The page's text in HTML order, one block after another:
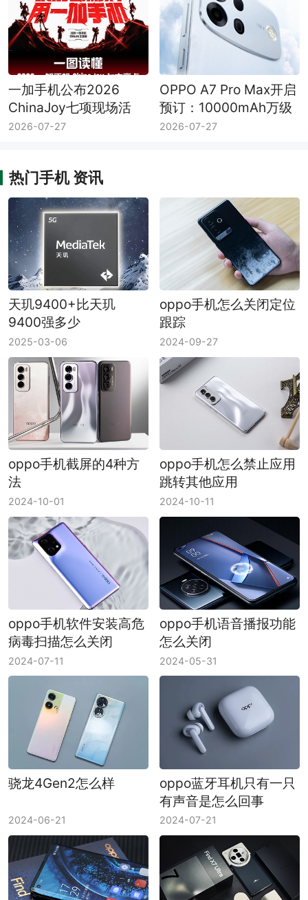
一加手机公布2026
ChinaJoy七项现场活
动：PEL快闪赛、互动
2026-07-27
OPPO A7 Pro Max开启
预订：10000mAh万级
大电池，0.01元预订送
2026-07-27
热门手机 资讯
天玑9400+比天玑
9400强多少
2025-03-06
oppo手机怎么关闭定位
跟踪
2024-09-27
oppo手机截屏的4种方
法
2024-10-01
oppo手机怎么禁止应用
跳转其他应用
2024-10-11
oppo手机软件安装高危
病毒扫描怎么关闭
2024-07-11
oppo手机语音播报功能
怎么关闭
2024-05-31
骁龙4Gen2怎么样
2024-06-21
oppo蓝牙耳机只有一只
有声音是怎么回事
2024-07-21